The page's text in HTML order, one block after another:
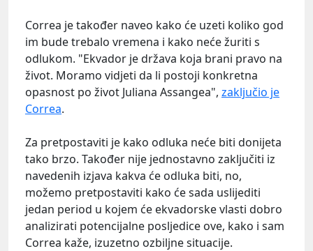
Correa je također naveo kako će uzeti koliko god
im bude trebalo vremena i kako neće žuriti s
odlukom. "Ekvador je država koja brani pravo na
život. Moramo vidjeti da li postoji konkretna
opasnost po život Juliana Assangea", zaključio je
Correa.
Za pretpostaviti je kako odluka neće biti donijeta
tako brzo. Također nije jednostavno zaključiti iz
navedenih izjava kakva će odluka biti, no,
možemo pretpostaviti kako će sada uslijediti
jedan period u kojem će ekvadorske vlasti dobro
analizirati potencijalne posljedice ove, kako i sam
Correa kaže, izuzetno ozbiljne situacije.